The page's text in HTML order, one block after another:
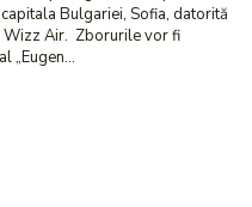
Bulgariei, Sofia, datorită
vor fi
„Eugen...